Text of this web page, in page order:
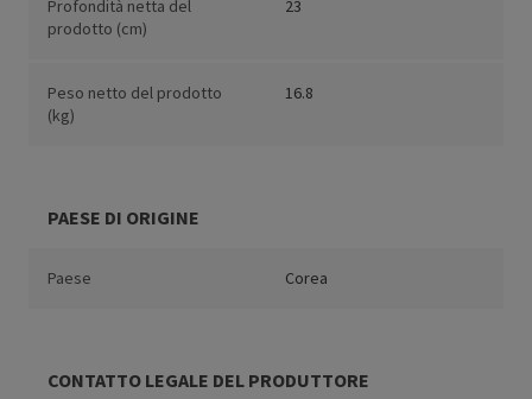
Profondità netta del
prodotto (cm)
23
Peso netto del prodotto
(kg)
16.8
PAESE DI ORIGINE
Paese Corea
CONTATTO LEGALE DEL PRODUTTORE